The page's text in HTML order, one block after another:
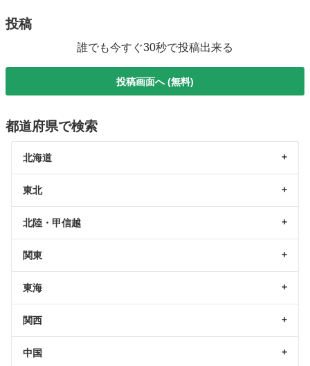
投稿
誰でも今すぐ30秒で投稿出来る
投稿画面へ (無料)
都道府県で検索
北海道
東北
北陸・甲信越
関東
東海
関西
中国